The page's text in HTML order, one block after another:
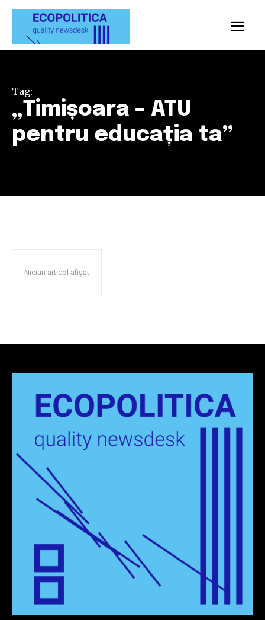
Tag:
„Timișoara – ATU
pentru educația ta”
Niciun articol afișat